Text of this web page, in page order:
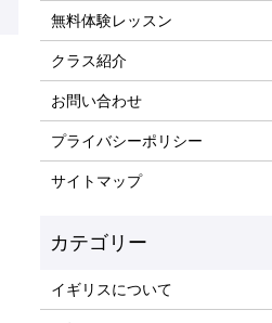
無料体験レッスン
クラス紹介
お問い合わせ
プライバシーポリシー
サイトマップ
イギリスについて